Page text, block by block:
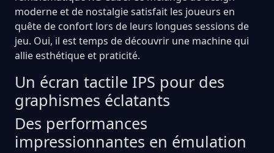
moderne et de nostalgie satisfait les joueurs en
quête de confort lors de leurs longues sessions de
jeu. Oui, il est temps de découvrir une machine qui
allie esthétique et praticité.
Un écran tactile IPS pour des
graphismes éclatants
Des performances
impressionnantes en émulation